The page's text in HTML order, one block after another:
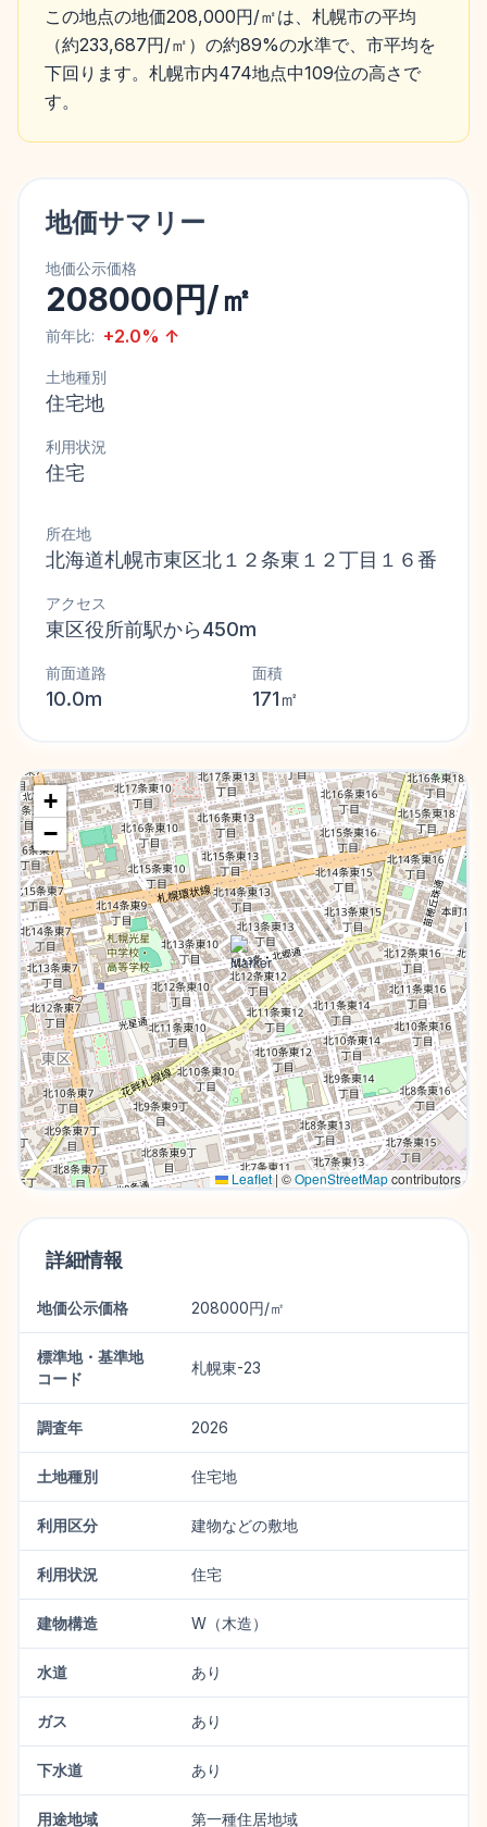
この地点の地価208,000円/㎡は、札幌市の平均
（約233,687円/㎡）の約89%の水準で、市平均を
下回ります。札幌市内474地点中109位の高さで
す。
地価サマリー
地価公示価格
208000円/㎡
前年比: +2.0% ↑
土地種別
住宅地
利用状況
住宅
所在地
北海道札幌市東区北１２条東１２丁目１６番
アクセス
東区役所前駅から450m
前面道路
10.0m
面積
171㎡
+
−
Leaflet | ©OpenStreetMapcontributors
詳細情報
地価公示価格 208000円/㎡
標準地・基準地
コード
札幌東-23
調査年 2026
土地種別 住宅地
利用区分 建物などの敷地
利用状況 住宅
建物構造 W（木造）
水道 あり
ガス あり
下水道 あり
用途地域 第一種住居地域